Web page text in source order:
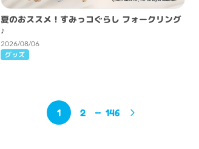
夏のおススメ！すみっコぐらし フォークリング
♪
2026/08/06
グッズ
1 2 146